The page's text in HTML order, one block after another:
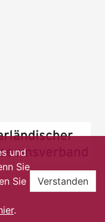
und
Sie
Sie
.
Verstanden